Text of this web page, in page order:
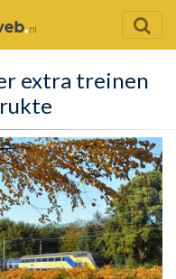
extra treinen